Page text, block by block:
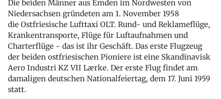
Die beiden Männer aus Emden im Nordwesten von
Niedersachsen gründeten am 1. November 1958
die Ostfriesische Lufttaxi OLT. Rund- und Reklameflüge,
Krankentransporte, Flüge für Luftaufnahmen und
Charterflüge - das ist ihr Geschäft. Das erste Flugzeug
der beiden ostfriesischen Pioniere ist eine Skandinavisk
Aero Industri KZ VII Lærke. Der erste Flug findet am
damaligen deutschen Nationalfeiertag, dem 17. Juni 1959
statt.